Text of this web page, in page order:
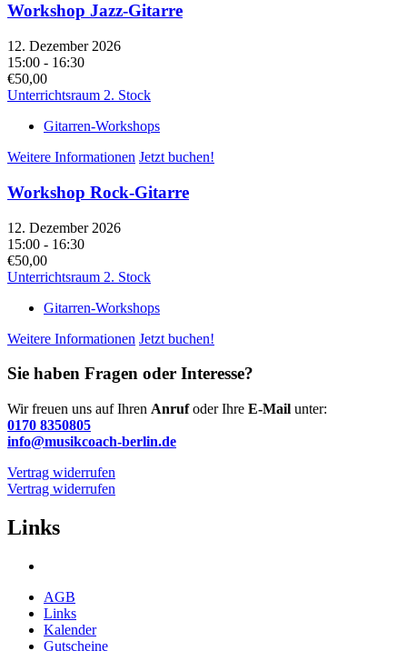
Workshop Jazz-Gitarre
12. Dezember 2026
15:00 - 16:30
€50,00
Unterrichtsraum 2. Stock
Gitarren-Workshops
Weitere Informationen Jetzt buchen!
Workshop Rock-Gitarre
12. Dezember 2026
15:00 - 16:30
€50,00
Unterrichtsraum 2. Stock
Gitarren-Workshops
Weitere Informationen Jetzt buchen!
Sie haben Fragen oder Interesse?
Wir freuen uns auf Ihren Anrufoder Ihre E-Mail unter:
0170 8350805
info@musikcoach-berlin.de
Vertrag widerrufen
Vertrag widerrufen
Links
AGB
Links
Kalender
Gutscheine